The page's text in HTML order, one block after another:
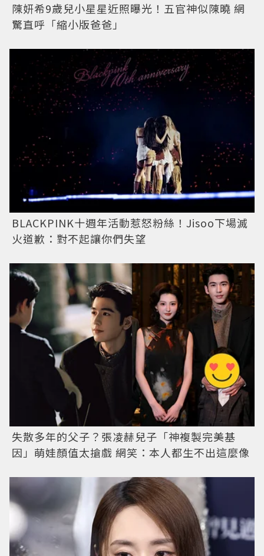
陳妍希9歲兒小星星近照曝光！五官神似陳曉 網
驚直呼「縮小版爸爸」
BLACKPINK十週年活動惹怒粉絲！Jisoo下場滅
火道歉：對不起讓你們失望
失散多年的父子？張凌赫兒子「神複製完美基
因」萌娃顏值太搶戲 網笑：本人都生不出這麼像